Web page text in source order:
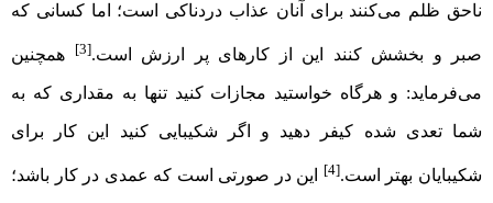
ناحق ظلم می‌کنند برای آنان عذاب دردناکی است؛ اما کسانی که
صبر و بخشش کنند این از کار‌های پر ارزش است.[3] همچنین
می‌فرماید: و هرگاه خواستید مجازات کنید تنها به مقداری که به
شما تعدی شده کیفر دهید و اگر شکیبایی کنید این کار برای
شکیبایان بهتر است.[4] این در صورتی است که عمدی در کار باشد؛